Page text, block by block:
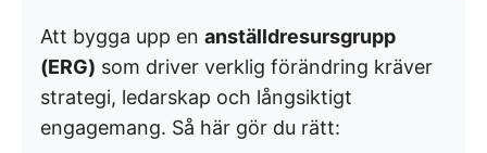
Att bygga upp en anställdresursgrupp
(ERG) som driver verklig förändring kräver
strategi, ledarskap och långsiktigt
engagemang. Så här gör du rätt: